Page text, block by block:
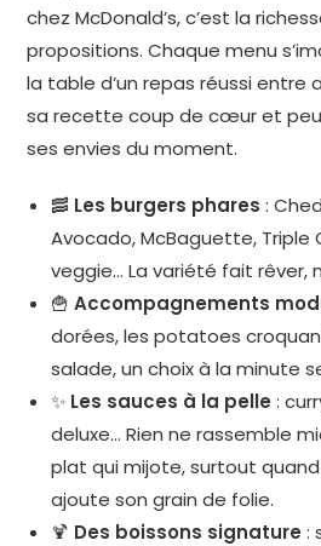
chez McDonald’s, c’est la
propositions. Chaque menu
la table d’un repas réussi entre
sa recette coup de cœur et
ses envies du moment.
🥓 Les burgers phares :
Avocado, McBaguette, Triple
veggie… La variété fait rêver,
🍟Accompagnements
dorées, les potatoes
salade, un choix à la minute
✨ Les sauces à la pelle :
deluxe… Rien ne rassemble
plat qui mijote, surtout
ajoute son grain de folie.
🍹 Des boissons signature :